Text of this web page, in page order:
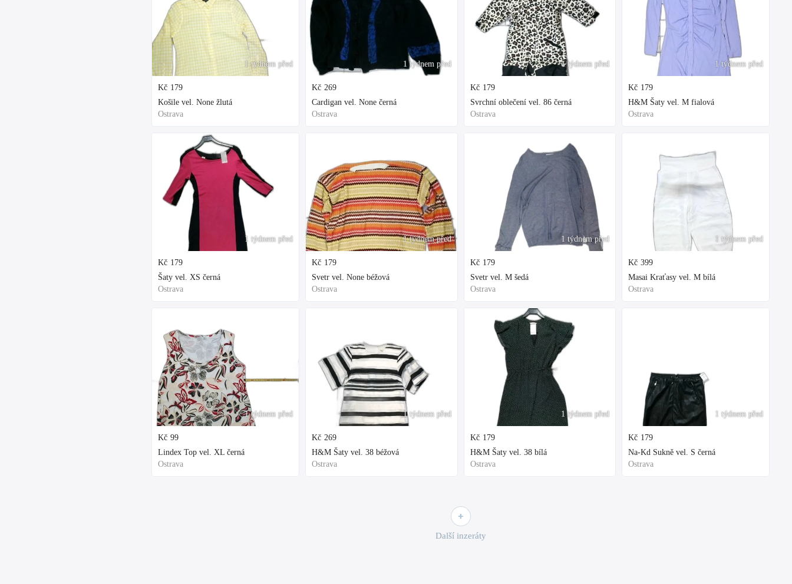
1 týdnem před
Kč 179
Košile vel. None žlutá
Ostrava
1 týdnem před
Kč 179
Šaty vel. XS černá
Ostrava
1 týdnem před
Kč 99
Lindex Top vel. XL černá
Ostrava
1 týdnem před
Kč 269
Cardigan vel. None černá
Ostrava
1 týdnem před
Kč 179
Svetr vel. None béžová
Ostrava
1 týdnem před
Kč 269
H&M Šaty vel. 38 béžová
Ostrava
1 týdnem před
Kč 179
Svrchní oblečení vel. 86 černá
Ostrava
1 týdnem před
Kč 179
Svetr vel. M šedá
Ostrava
1 týdnem před
Kč 179
H&M Šaty vel. 38 bílá
Ostrava
1 týdnem před
Kč 179
H&M Šaty vel. M fialová
Ostrava
1 týdnem před
Kč 399
Masai Kraťasy vel. M bílá
Ostrava
1 týdnem před
Kč 179
Na-Kd Sukně vel. S černá
Ostrava
Další inzeráty